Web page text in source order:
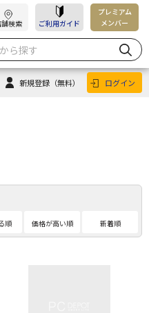
検索 ご利用ガイド
プレミアム
メンバー
新規登録 （無料） ログイン
順 価格が高い順 新着順